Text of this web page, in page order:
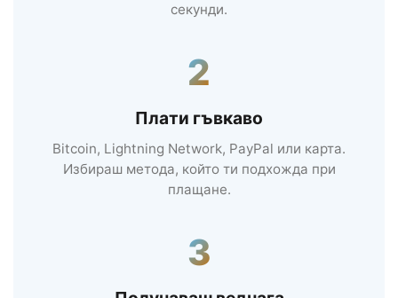
секунди.
2
Плати гъвкаво
Bitcoin, Lightning Network, PayPal или карта.
Избираш метода, който ти подхожда при
плащане.
3